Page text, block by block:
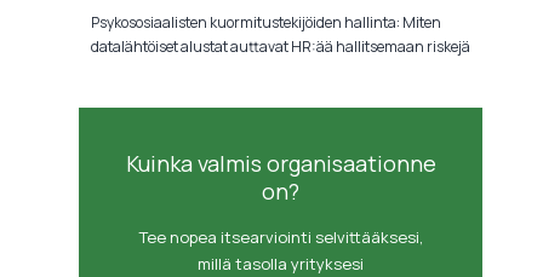
Psykososiaalisten kuormitustekijöiden hallinta: Miten
datalähtöiset alustat auttavat HR:ää hallitsemaan riskejä
Kuinka valmis organisaationne
on?
Tee nopea itsearviointi selvittääksesi,
millä tasolla yrityksesi